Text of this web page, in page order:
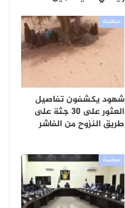
سياسية
شهود يكشفون تفاصيل
العثور على 30 جثة على
طريق النزوح من الفاشر
سياسية